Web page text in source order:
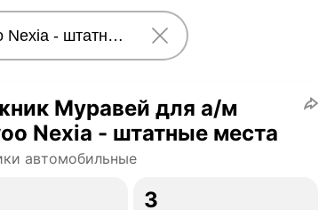
Муравей для а/м
Nexia - штатные места
автомобильные
3